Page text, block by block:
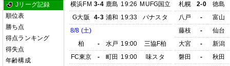
Jリーグ記録
順位表
勝ち点
得点ランキング
得失点
年齢構成
横浜FM 3-4 鹿島 19:26 MUFG国立
G大阪
4-3 浦和 19:33
パナスタ
8/8 (土)
柏
- 水戸 19:00
三協F柏
FC東京
- 町田 19:00
味スタ
札幌
2-0
徳島
八戸
-
富山
藤枝
-
仙台
大宮
-
新潟
磐田
-
秋田